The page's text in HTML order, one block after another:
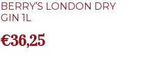
BERRY’S LONDON DRY
GIN 1L
€36,25